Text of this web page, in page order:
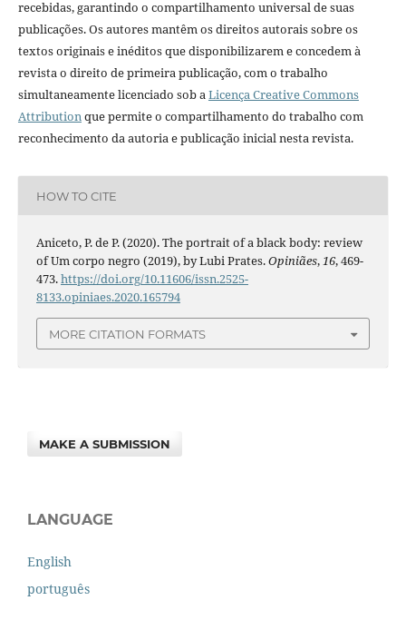
recebidas, garantindo o compartilhamento universal de suas
publicações. Os autores mantêm os direitos autorais sobre os
textos originais e inéditos que disponibilizarem e concedem à
revista o direito de primeira publicação, com o trabalho
simultaneamente licenciado sob aLicença Creative Commons
Attributionque permite o compartilhamento do trabalho com
reconhecimento da autoria e publicação inicial nesta revista.
HOW TO CITE
Aniceto, P. de P. (2020). The portrait of a black body: review
of Um corpo negro (2019), by Lubi Prates.Opiniães,16, 469-
473.https://doi.org/10.11606/issn.2525-
8133.opiniaes.2020.165794
MORE CITATION FORMATS
MAKE A SUBMISSION
LANGUAGE
English
português